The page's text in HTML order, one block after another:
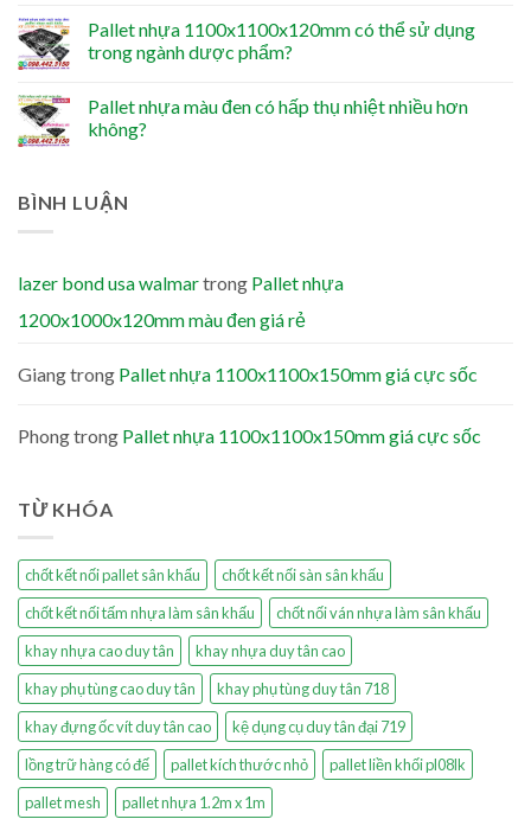
Pallet nhựa 1100x1100x120mm có thể sử dụng
trong ngành dược phẩm?
Pallet nhựa màu đen có hấp thụ nhiệt nhiều hơn
không?
BÌNH LUẬN
lazer bond usa walmartrong Pallet nhựa
1200x1000x120mm màu đen giá rẻ
Giangtrong Pallet nhựa 1100x1100x150mm giá cực sốc
Phongtrong Pallet nhựa 1100x1100x150mm giá cực sốc
TỪ KHÓA
chốt kết nối pallet sân khấu
chốt kết nối sàn sân khấu
chốt kết nối tấm nhựa làm sân khấu
chốt nối ván nhựa làm sân khấu
khay nhựa cao duy tân
khay nhựa duy tân cao
khay phụ tùng cao duy tân
khay phụ tùng duy tân 718
khay đựng ốc vít duy tân cao
kệ dụng cụ duy tân đại 719
lồng trữ hàng có đế
pallet kích thước nhỏ
pallet liền khối pl08lk
pallet mesh
pallet nhựa 1.2m x 1m